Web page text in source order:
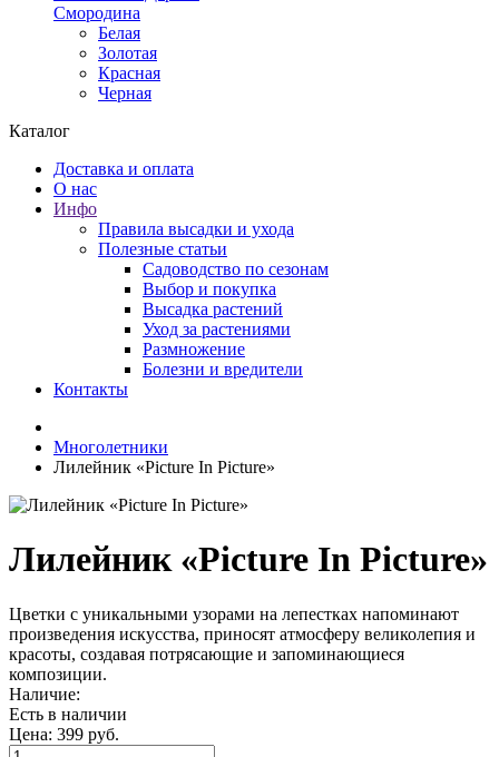
Смородина
Белая
Золотая
Красная
Черная
Каталог
Доставка и оплата
О нас
Инфо
Правила высадки и ухода
Полезные статьи
Садоводство по сезонам
Выбор и покупка
Высадка растений
Уход за растениями
Размножение
Болезни и вредители
Контакты
Многолетники
Лилейник «Picture In Picture»
Лилейник «Picture In Picture»
Цветки с уникальными узорами на лепестках напоминают
произведения искусства, приносят атмосферу великолепия и
красоты, создавая потрясающие и запоминающиеся
композиции.
Наличие:
Есть в наличии
Цена: 399 руб.